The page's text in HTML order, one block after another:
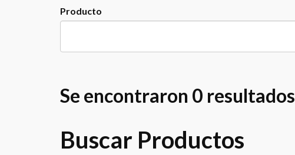
Producto
Se encontraron 0 resultados
Buscar Productos